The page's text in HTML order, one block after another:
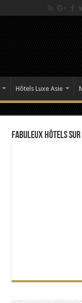
Hôtels Luxe Asie
Fabuleux Hôtels sur